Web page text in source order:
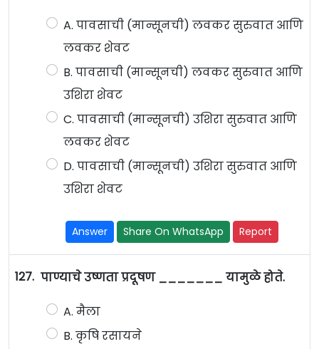
A. पावसाची (मान्सूनची) लवकर सुरुवात आणि
लवकर शेवट
B. पावसाची (मान्सूनची) लवकर सुरुवात आणि
उशिरा शेवट
C. पावसाची (मान्सूनची) उशिरा सुरुवात आणि
लवकर शेवट
D. पावसाची (मान्सूनची) उशिरा सुरुवात आणि
उशिरा शेवट
Answer Share On WhatsApp Report
127. पाण्याचे उष्णता प्रदूषण _______ यामुळे होते.
A. मैला
B. कृषि रसायने